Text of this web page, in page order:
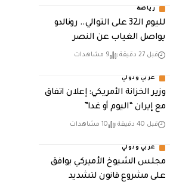
رياضة
لليوم الـ32 على التوالي.. رونالدو
يواصل الغياب عن النصر
قبل 27 دقيقة 9 مشاهدات
عربي ودولي
وزير الخزانة الأمريكي: إعلان اتفاق
مع إيران “اليوم أو غدا”
قبل 40 دقيقة 10 مشاهدات
عربي ودولي
مجلس الشيوخ الأميركي يوافق
على مشروع قانون لتشديد